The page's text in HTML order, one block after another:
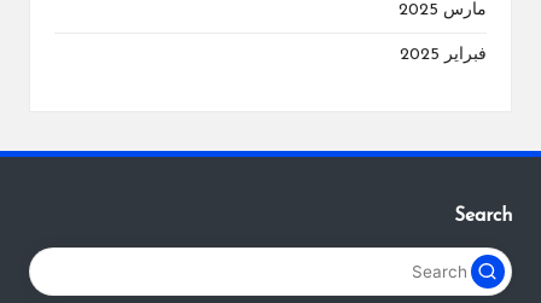
مارس 2025
فبراير 2025
Search